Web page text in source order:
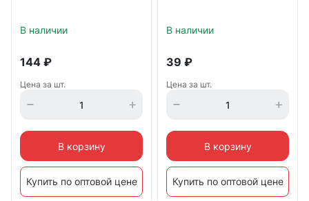
В наличии
144 ₽
Цена за шт.
В корзину
Купить по оптовой цене
В наличии
39 ₽
Цена за шт.
В корзину
Купить по оптовой цене